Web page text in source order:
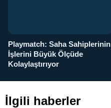
Playmatch: Saha Sahiplerinin
İşlerini Büyük Ölçüde
Kolaylaştırıyor
İlgili haberler